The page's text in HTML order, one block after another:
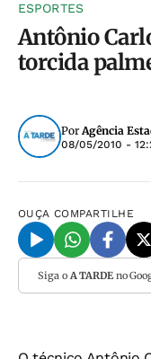
ESPORTES
Antônio
torcida
PorAgência
08/05/2010 -
OUÇA COMPARTILHE
Siga o A TARDEno